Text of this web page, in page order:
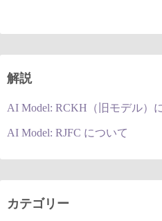
解説
AI Model: RCKH（旧モデル）
AI Model: RJFC について
カテゴリー